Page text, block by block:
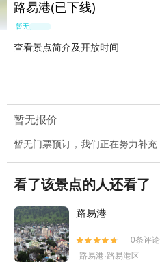
路易港(已下线)
暂无点评
查看景点简介及开放时间
暂无报价
暂无门票预订，我们正在努力补充
看了该景点的人还看了
路易港


0条评论
路易港·路易港区